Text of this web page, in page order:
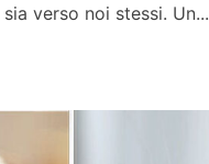
sia verso noi stessi. Un...